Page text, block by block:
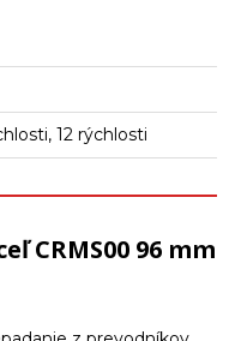
12 rýchlosti
CRMS00 96 mm